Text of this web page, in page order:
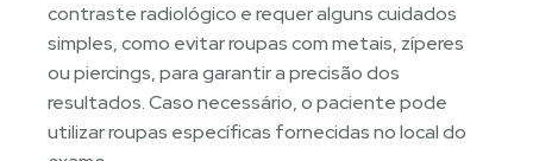
contraste radiológico e requer alguns cuidados
simples, como evitar roupas com metais, zíperes
ou piercings, para garantir a precisão dos
resultados. Caso necessário, o paciente pode
utilizar roupas específicas fornecidas no local do